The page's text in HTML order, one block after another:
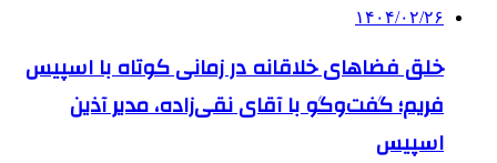
۱۴۰۴/۰۲/۲۶
خلق فضاهای خلاقانه در زمانی کوتاه با اسپیس
فریم؛ گفت‌وگو با آقای نقی‌زاده، مدیر آذین
اسپیس